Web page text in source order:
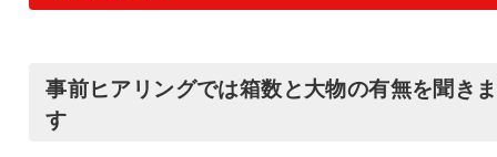
事前ヒアリングでは箱数と大物の有無を聞きま
す